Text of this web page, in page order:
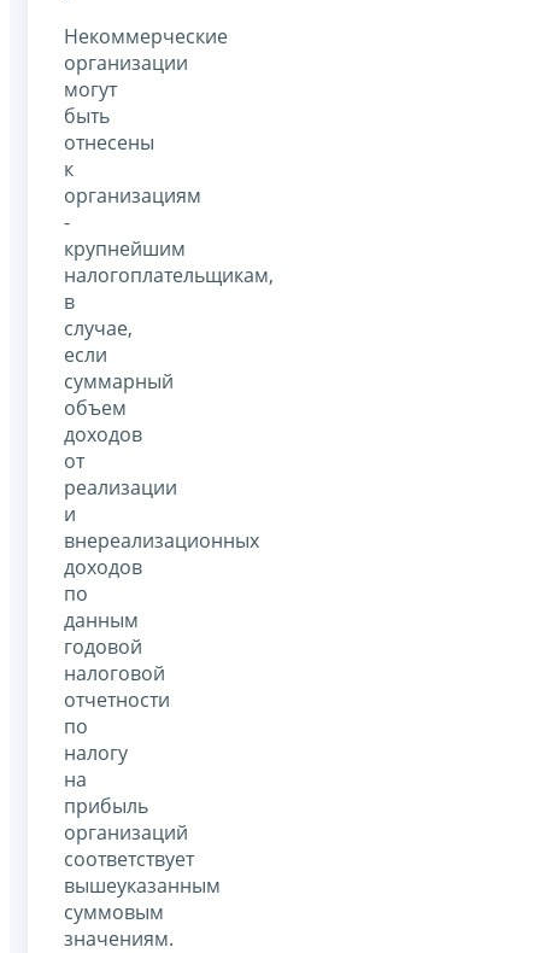
Некоммерческие
организации
могут
быть
отнесены
к
организациям
-
крупнейшим
налогоплательщикам,
в
случае,
если
суммарный
объем
доходов
от
реализации
и
внереализационных
доходов
по
данным
годовой
налоговой
отчетности
по
налогу
на
прибыль
организаций
соответствует
вышеуказанным
суммовым
значениям.